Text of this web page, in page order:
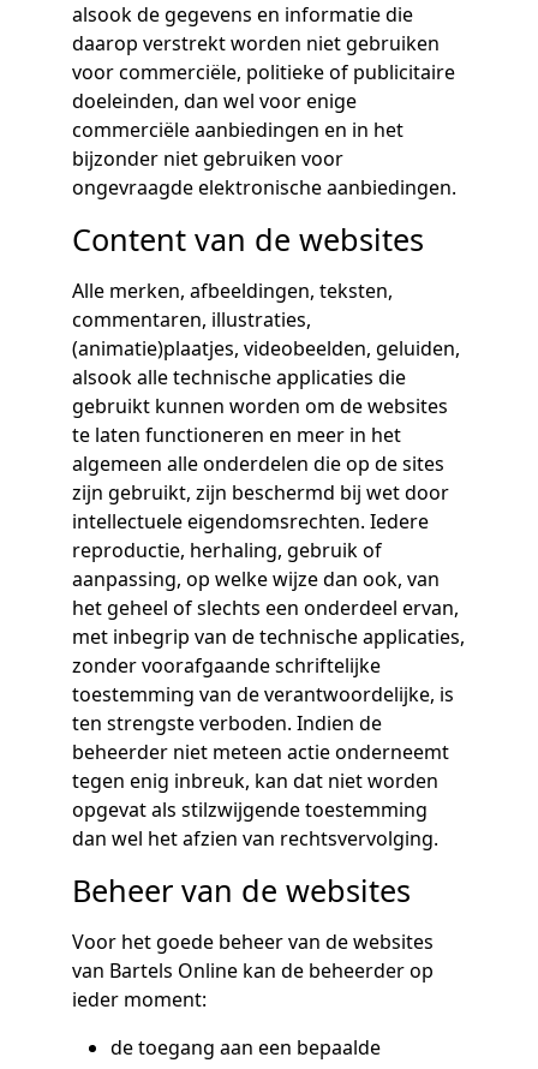
alsook de gegevens en informatie die
daarop verstrekt worden niet gebruiken
voor commerciële, politieke of publicitaire
doeleinden, dan wel voor enige
commerciële aanbiedingen en in het
bijzonder niet gebruiken voor
ongevraagde elektronische aanbiedingen.
Content van de websites
Alle merken, afbeeldingen, teksten,
commentaren, illustraties,
(animatie)plaatjes, videobeelden, geluiden,
alsook alle technische applicaties die
gebruikt kunnen worden om de websites
te laten functioneren en meer in het
algemeen alle onderdelen die op de sites
zijn gebruikt, zijn beschermd bij wet door
intellectuele eigendomsrechten. Iedere
reproductie, herhaling, gebruik of
aanpassing, op welke wijze dan ook, van
het geheel of slechts een onderdeel ervan,
met inbegrip van de technische applicaties,
zonder voorafgaande schriftelijke
toestemming van de verantwoordelijke, is
ten strengste verboden. Indien de
beheerder niet meteen actie onderneemt
tegen enig inbreuk, kan dat niet worden
opgevat als stilzwijgende toestemming
dan wel het afzien van rechtsvervolging.
Beheer van de websites
Voor het goede beheer van de websites
van Bartels Online kan de beheerder op
ieder moment:
de toegang aan een bepaalde